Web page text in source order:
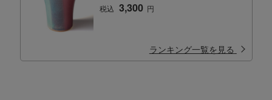
税込 3,300 円
ランキング一覧を見る